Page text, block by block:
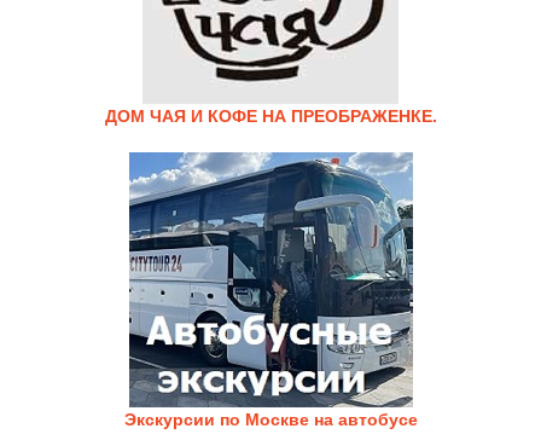
ДОМ ЧАЯ И КОФЕ НА ПРЕОБРАЖЕНКЕ.
Экскурсии по Москве на автобусе